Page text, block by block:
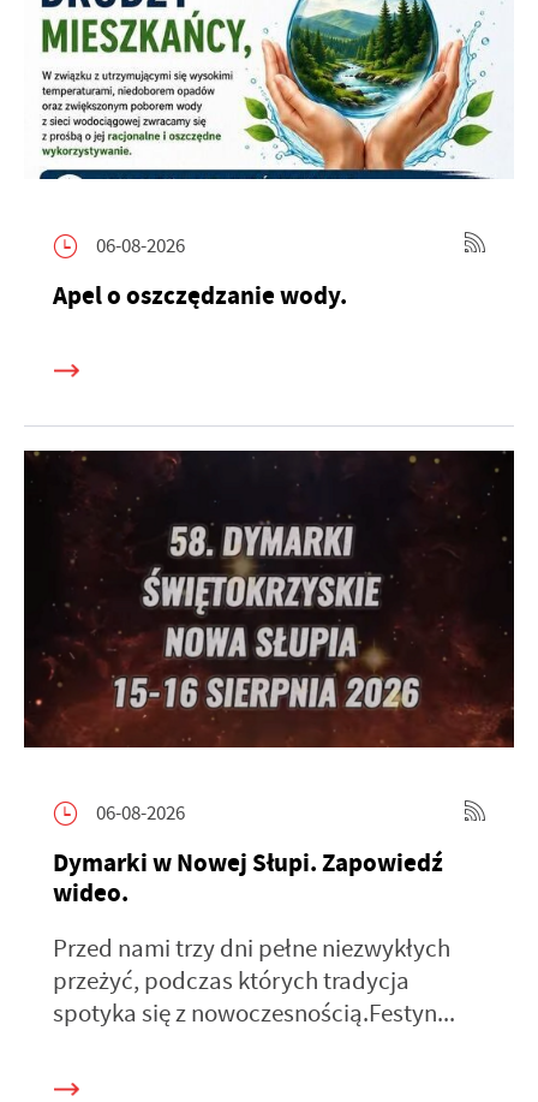
06-08-2026
Apel o oszczędzanie wody.
06-08-2026
Dymarki w Nowej Słupi. Zapowiedź
wideo.
Przed nami trzy dni pełne niezwykłych
przeżyć, podczas których tradycja
spotyka się z nowoczesnością.Festyn...